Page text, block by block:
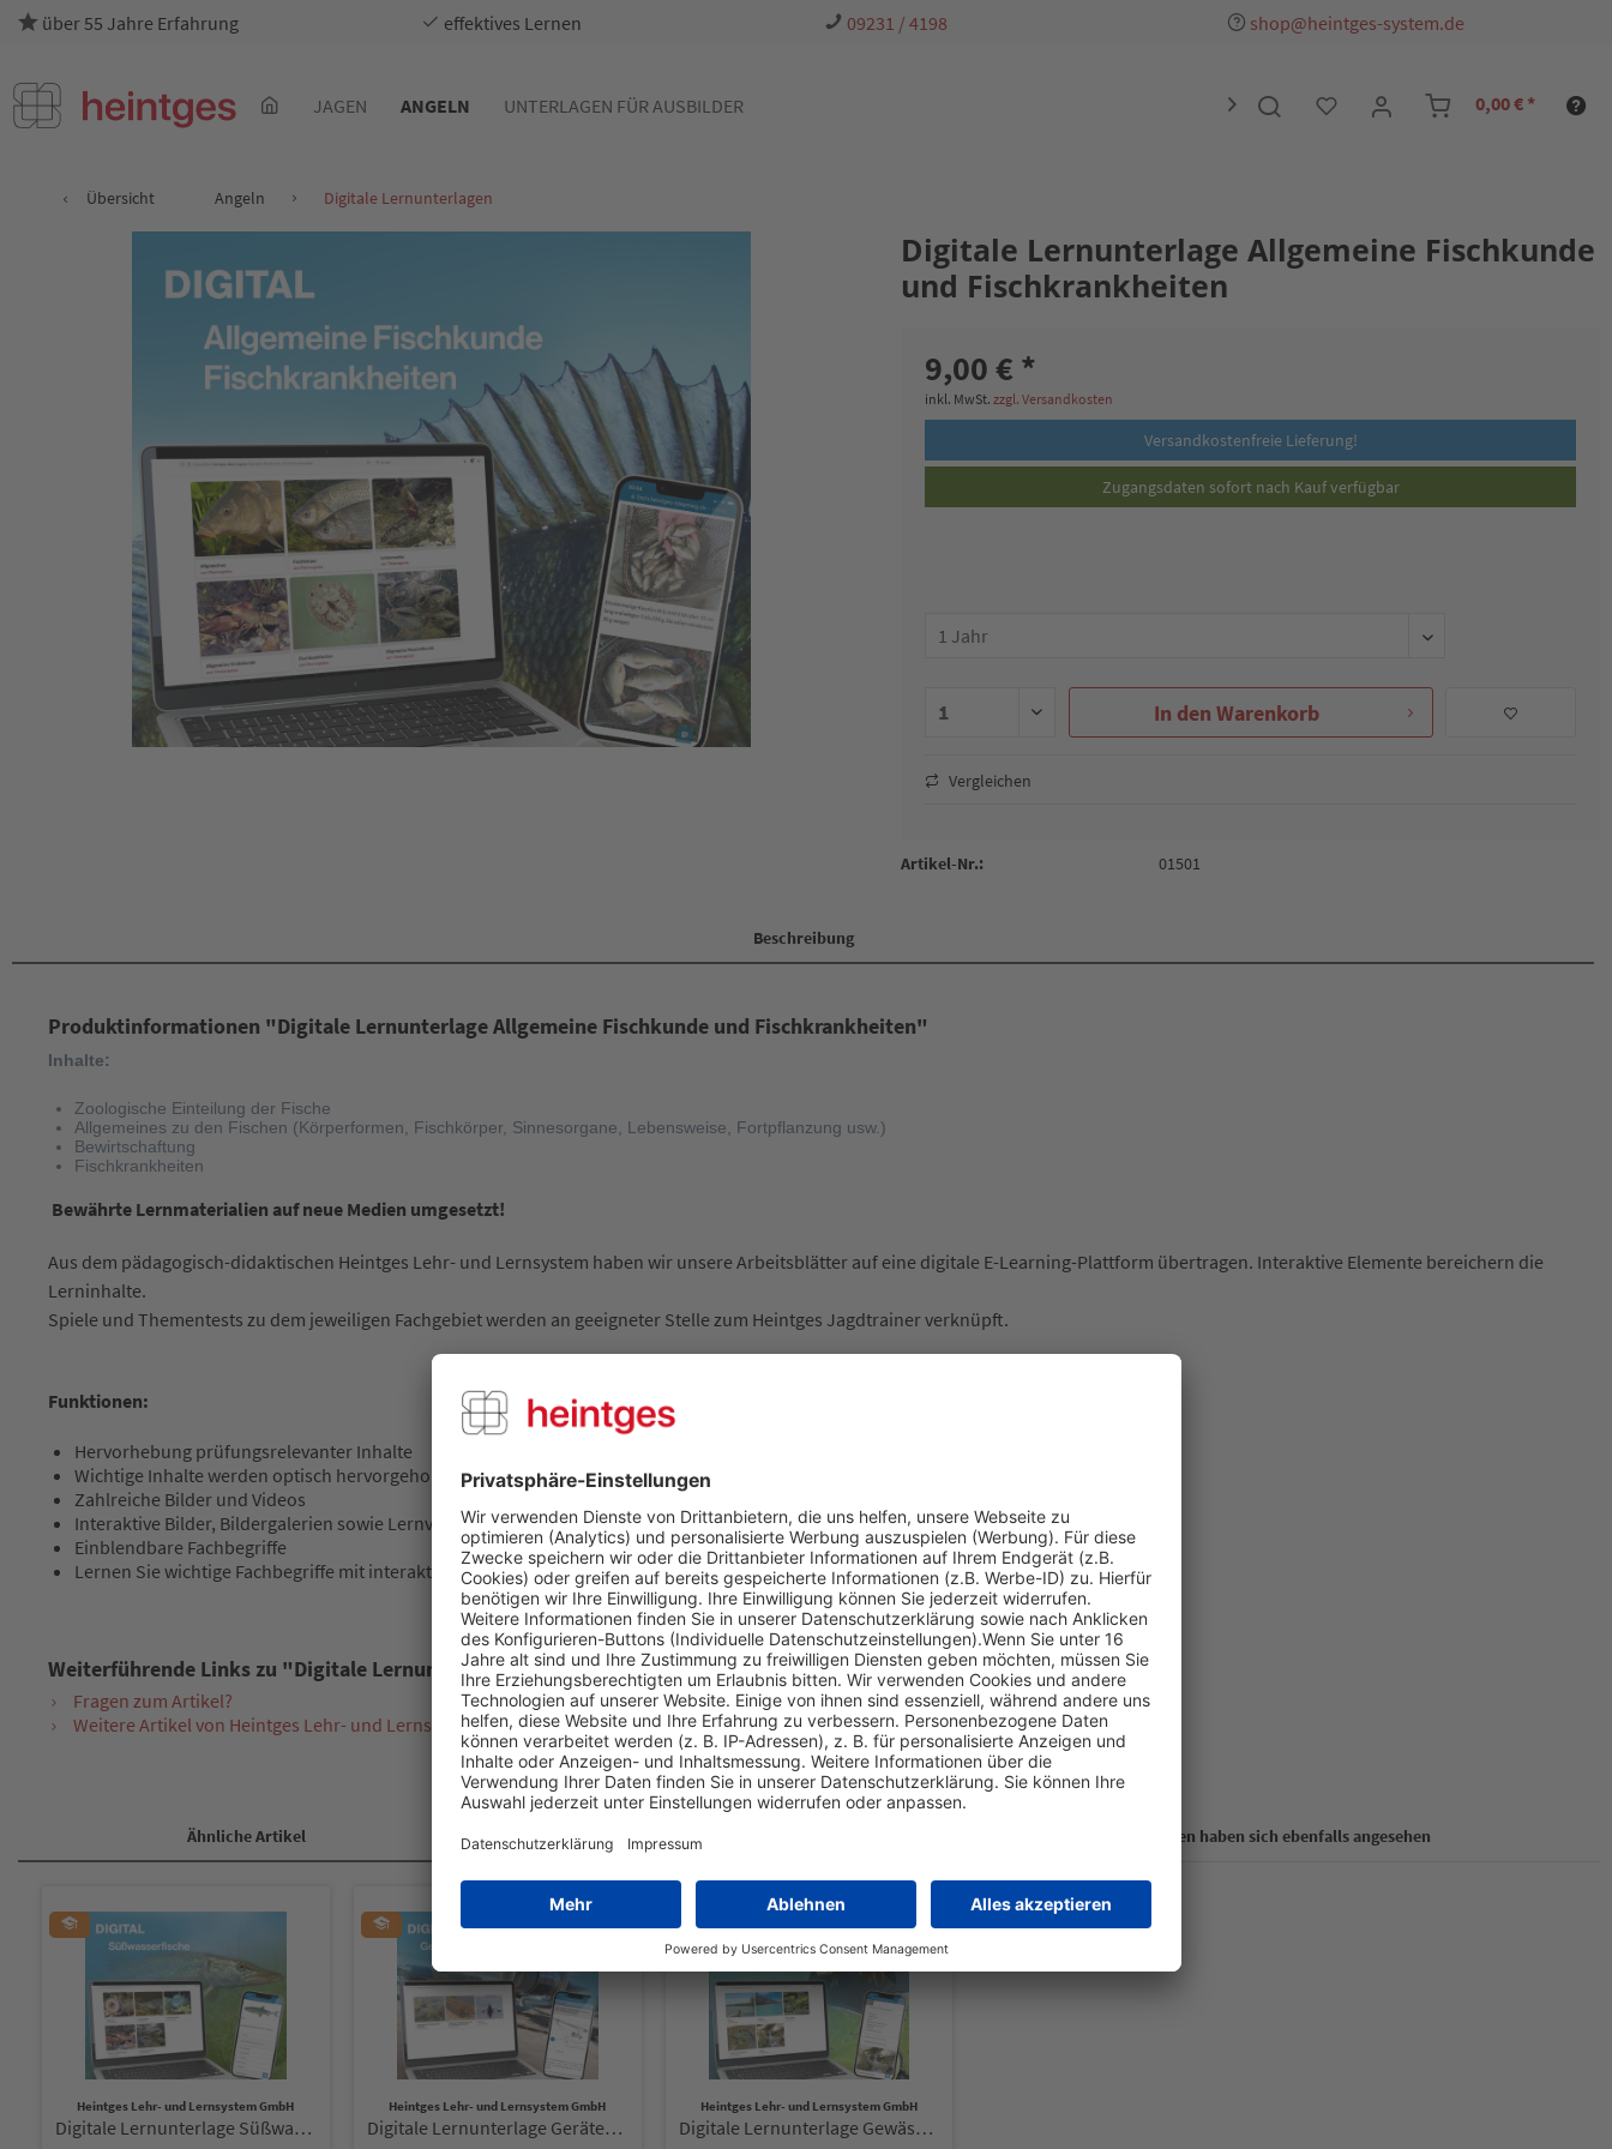
über 55 Jahre Erfahrung effektives Lernen 09231 / 4198 shop@heintges-system.de
JAGEN ANGELN UNTERLAGEN FÜR AUSBILDER  0,00 € *
Übersicht Angeln Digitale Lernunterlagen
Digitale Lernunterlage Allgemeine Fischkunde
und Fischkrankheiten
9,00 € *
inkl. MwSt.zzgl. Versandkosten
Versandkostenfreie Lieferung!
Zugangsdaten sofort nach Kauf verfügbar
In den Warenkorb
Vergleichen
Artikel-Nr.: 01501
Beschreibung
Produktinformationen "Digitale Lernunterlage Allgemeine Fischkunde und Fischkrankheiten"
Inhalte:
Zoologische Einteilung der Fische
Allgemeines zu den Fischen (Körperformen, Fischkörper, Sinnesorgane, Lebensweise, Fortpflanzung usw.)
Bewirtschaftung
Fischkrankheiten
Bewährte Lernmaterialien auf neue Medien umgesetzt!
Aus dem pädagogisch-didaktischen Heintges Lehr- und Lernsystem haben wir unsere Arbeitsblätter auf eine digitale E-Learning-Plattform übertragen. Interaktive Elemente bereichern die
Lerninhalte.
Spiele und Thementests zu dem jeweiligen Fachgebiet werden an geeigneter Stelle zum Heintges Jagdtrainer verknüpft.
Funktionen:
Hervorhebung prüfungsrelevanter Inhalte
Wichtige Inhalte werden optisch hervorgehoben (rot oder fett markiert).
Zahlreiche Bilder und Videos
Interaktive Bilder, Bildergalerien sowie Lernvideos vermitteln Ihnen anschaulich Wissen.
Einblendbare Fachbegriffe
Lernen Sie wichtige Fachbegriffe mit interaktiven Elementen wie z. B. ein- und ausblendbare Tabellenspalten.
Weiterführende Links zu "Digitale Lernunterlage Allgemeine Fischkunde und Fischkrankheiten"
Fragen zum Artikel?
Weitere Artikel von Heintges Lehr- und Lernsystem GmbH
Ähnliche Artikel Kunden kauften auch Kunden haben sich ebenfalls angesehen
Heintges Lehr- und Lernsystem GmbH
Digitale Lernunterlage Süßwasserfische
Heintges Lehr- und Lernsystem GmbH
Digitale Lernunterlage Gerätekunde
Heintges Lehr- und Lernsystem GmbH
Digitale Lernunterlage Gewässerkunde